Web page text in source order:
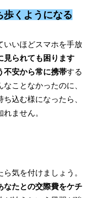
くようになる
いいほどスマホを手放
見られても困ります
不安から常に携帯する
ことなかったのに、
込む様になったら、
ません。
気を付けましょう。
なたとの交際費をケチ